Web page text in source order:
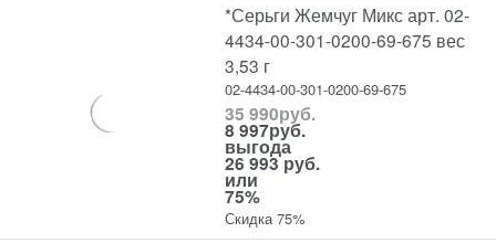
*Серьги Жемчуг Микс арт. 02-
4434-00-301-0200-69-675 вес
3,53 г
02-4434-00-301-0200-69-675
35 990руб.
8 997руб.
выгода
26 993 руб.
или
75%
Скидка 75%